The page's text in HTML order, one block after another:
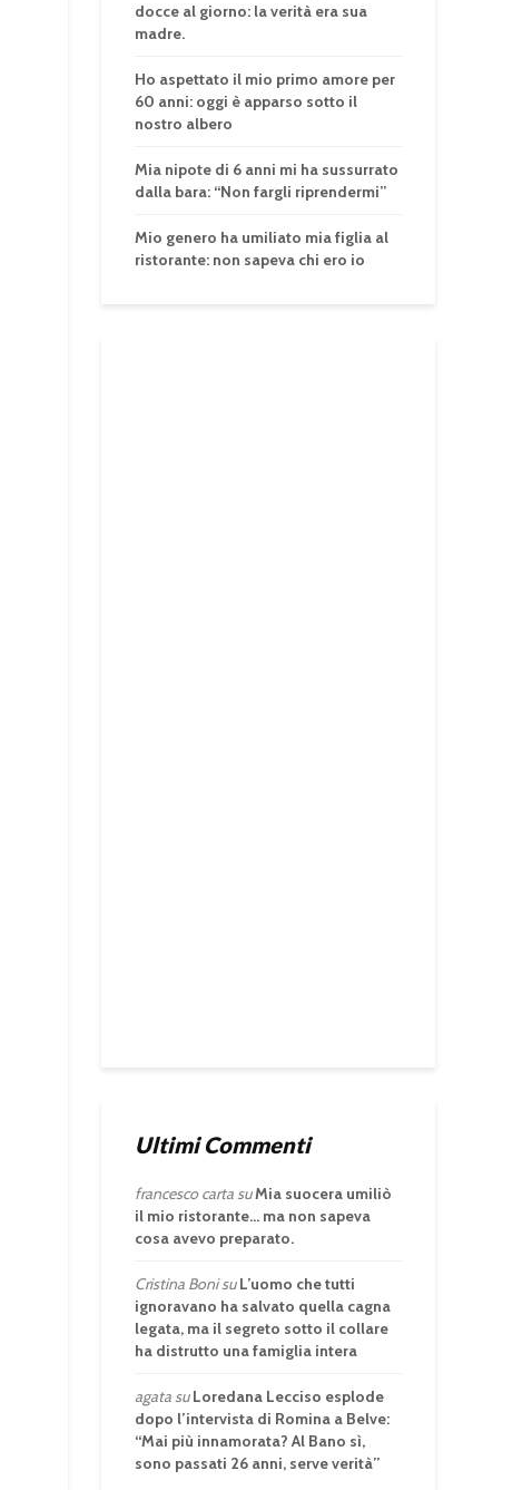
docce al giorno: la verità era sua
madre.
Ho aspettato il mio primo amore per
60 anni: oggi è apparso sotto il
nostro albero
Mia nipote di 6 anni mi ha sussurrato
dalla bara: “Non fargli riprendermi”
Mio genero ha umiliato mia figlia al
ristorante: non sapeva chi ero io
Ultimi Commenti
francesco cartasuMia suocera umiliò
il mio ristorante… ma non sapeva
cosa avevo preparato.
Cristina BonisuL’uomo che tutti
ignoravano ha salvato quella cagna
legata, ma il segreto sotto il collare
ha distrutto una famiglia intera
agatasuLoredana Lecciso esplode
dopo l’intervista di Romina a Belve:
“Mai più innamorata? Al Bano sì,
sono passati 26 anni, serve verità”